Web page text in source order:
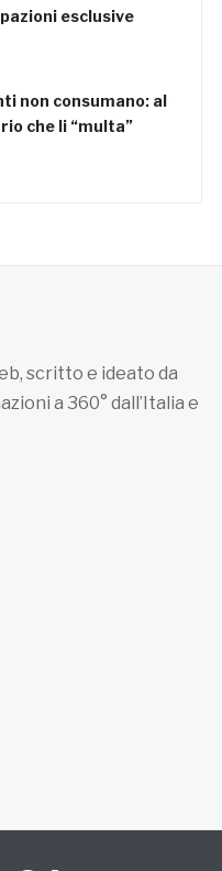
esclusive
non consumano: al
che li “multa”
scritto e ideato da
a 360° dall’Italia e